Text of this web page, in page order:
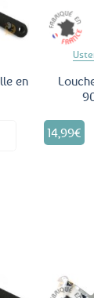
en
14,99€